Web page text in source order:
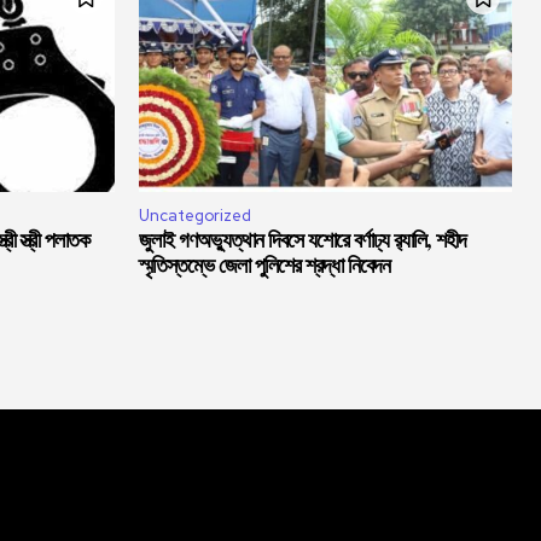
স্ত্রী পলাতক
Uncategorized
জুলাই গণঅভ্যুত্থান দিবসে যশোরে বর্ণাঢ্য র‍্যালি, শহীদ
স্মৃতিস্তম্ভে জেলা পুলিশের শ্রদ্ধা নিবেদন